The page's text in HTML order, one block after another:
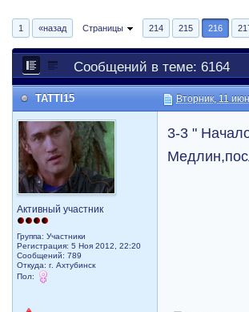
1 «назад Страницы 214 215 216
Сообщений в теме: 6164
TATTI15 Вторник, 11
Активный участник
Группа: Участники
Регистрация: 5 Ноя 2012, 22:20
Сообщений: 789
Откуда: г. Ахтубинск
Пол:
3-3 "